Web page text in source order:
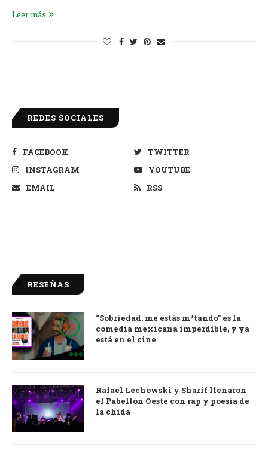
Leer más
REDES SOCIALES
FACEBOOK
TWITTER
INSTAGRAM
YOUTUBE
EMAIL
RSS
RESEÑAS
9.0
“Sobriedad, me estás m*tando” es la
comedia mexicana imperdible, y ya
está en el cine
Rafael Lechowski y Sharif llenaron
el Pabellón Oeste con rap y poesía de
la chida